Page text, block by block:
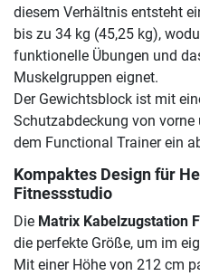
diesem Verhältnis entsteht
bis zu 34 kg (45,25 kg),
funktionelle Übungen und
Muskelgruppen eignet.
Der Gewichtsblock ist mit
Schutzabdeckung von
dem Functional Trainer ein
Kompaktes Design für
Fitnessstudio
Die Matrix Kabelzugstation
die perfekte Größe, um im
Mit einer Höhe von 212 cm